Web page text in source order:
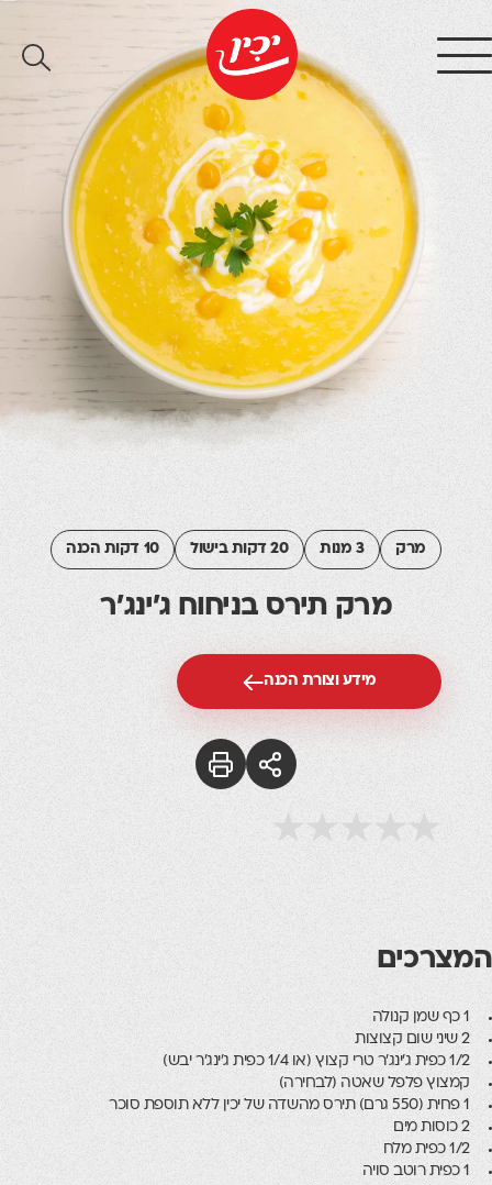
מרק 3 מנות 20 דקות בישול 10 דקות הכנה
מרק תירס בניחוח ג'ינג'ר
מידע וצורת הכנה
המצרכים
1 כף שמן קנולה
2 שיני שום קצוצות
1/2 כפית ג'ינג'ר טרי קצוץ (או 1/4 כפית ג'ינג'ר יבש)
קמצוץ פלפל שאטה (לבחירה)
1 פחית (550 גרם) תירס מהשדה של יכין ללא תוספת סוכר
2 כוסות מים
1/2 כפית מלח
1 כפית רוטב סויה